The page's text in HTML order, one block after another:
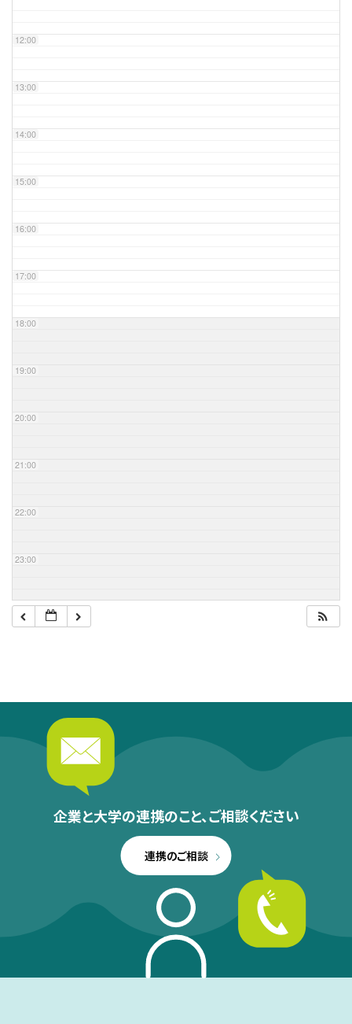
12:00
13:00
14:00
15:00
16:00
17:00
18:00
19:00
20:00
21:00
22:00
23:00
企業と大学の連携のこと、ご相談ください
連携のご相談